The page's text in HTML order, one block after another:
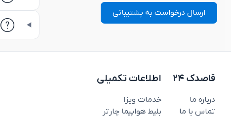
ارسال درخواست به پشتیبانی
قاصدک ۲۴
درباره ما
تماس با ما
اطلاعات تکمیلی
خدمات ویزا
بلیط هواپیما چارتر